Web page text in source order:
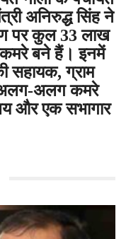
अनिरुद्ध सिंह ने
पर कुल 33 लाख
बने हैं। इनमें
सहायक, ग्राम
अलग कमरे
और एक सभागार